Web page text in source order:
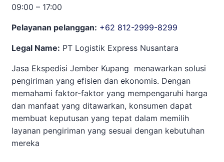
09:00 – 17:00
Pelayanan pelanggan: +62 812-2999-8299
Legal Name: PT Logistik Express Nusantara
Jasa Ekspedisi Jember Kupang menawarkan solusi
pengiriman yang efisien dan ekonomis. Dengan
memahami faktor-faktor yang mempengaruhi harga
dan manfaat yang ditawarkan, konsumen dapat
membuat keputusan yang tepat dalam memilih
layanan pengiriman yang sesuai dengan kebutuhan
mereka